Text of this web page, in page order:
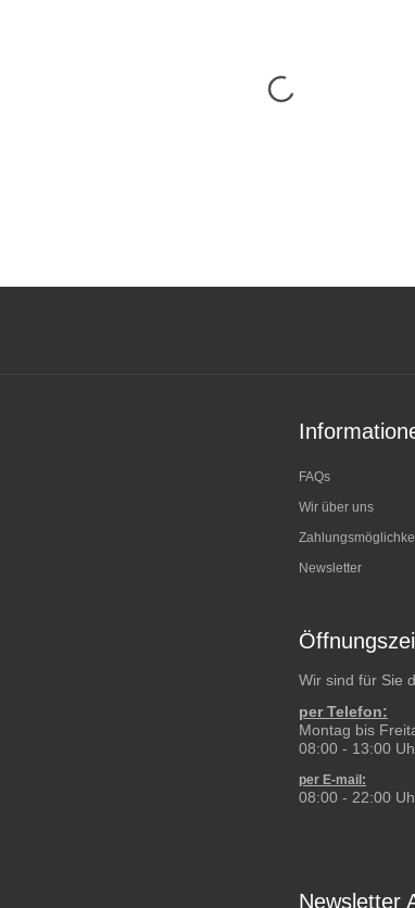
FAQs
Wir über uns
Newsletter
Wir sind für Sie
per Telefon:
Montag bis
08:00 - 13:00
per E-mail:
08:00 - 22:00
Newsletter